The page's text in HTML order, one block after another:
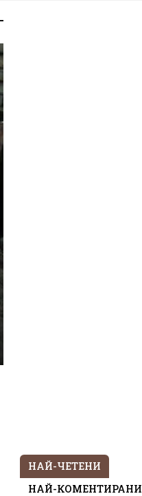
НАЙ-ЧЕТЕНИ
НАЙ-КОМЕНТИРАНИ